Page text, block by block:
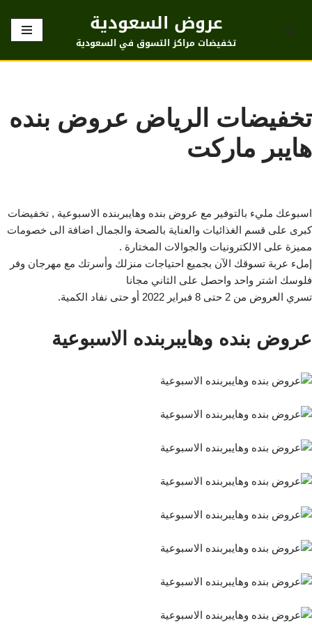
تخطى
عروض السعودية
تخفيضات مراكز التسوق في السعودية
تخفيضات الرياض عروض بنده
هايبر ماركت
اسبوعك مليء بالتوفير مع عروض بنده وهايبربنده الاسبوعية , تخفيضات
كبرى على قسم الغذائيات والعناية بالصحة والجمال اضافة الى خصومات
مميزة على الالكترونيات والجوالات المختارة .
إملء عربة تسوقك الآن بجميع احتياجات منزلك وأسرتك مع مهرجان وفر
فلوسك اشتر واحد واحصل على الثاني مجانا
تسري العروض من 2 حتى 8 فبراير 2022 أو حتى نفاد الكمية.
عروض بنده وهايبربنده الاسبوعية